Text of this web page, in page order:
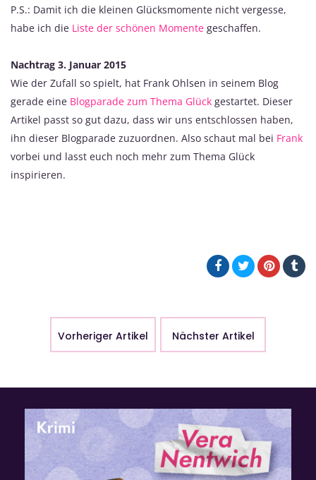
P.S.: Damit ich die kleinen Glücksmomente nicht vergesse,
habe ich die Liste der schönen Momente geschaffen.
Nachtrag 3. Januar 2015
Wie der Zufall so spielt, hat Frank Ohlsen in seinem Blog
gerade eine Blogparade zum Thema Glück gestartet. Dieser
Artikel passt so gut dazu, dass wir uns entschlossen haben,
ihn dieser Blogparade zuzuordnen. Also schaut mal bei Frank
vorbei und lasst euch noch mehr zum Thema Glück
inspirieren.
Vorheriger Artikel Nächster Artikel